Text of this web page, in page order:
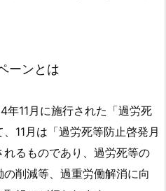
ーンとは
11月に施行された「過労死
11月は「過労死等防止啓発月
るものであり、過労死等の
削減等、過重労働解消に向